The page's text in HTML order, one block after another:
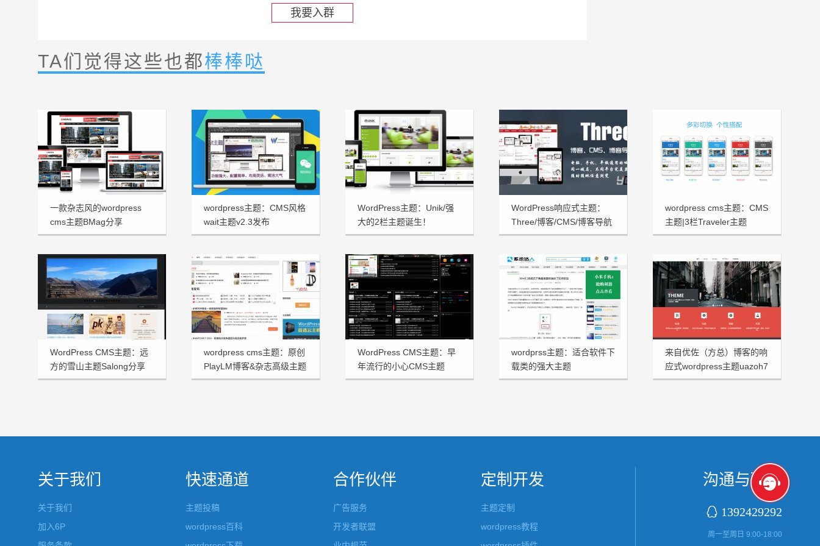
我要入群
TA们觉得这些也都棒棒哒
一款杂志风的wordpress
cms主题BMag分享
wordpress主题：CMS风格
wait主题v2.3发布
WordPress主题：Unik/强
大的2栏主题诞生！
WordPress响应式主题：
Three/博客/CMS/博客导航
三合一主题
wordpress cms主题：CMS
主题|3栏Traveler主题
WordPress CMS主题：远
方的雪山主题Salong分享
wordpress cms主题：原创
PlayLM博客&杂志高级主题
WordPress CMS主题：早
年流行的小心CMS主题
Tstyle宽屏版发布
wordprss主题：适合软件下
载类的强大主题
xitongdaren发布
来自优佐（方总）博客的响
应式wordpress主题uazoh7
分享
关于我们
关于我们
加入6P
快速通道
主题投稿
wordpress百科
合作伙伴
广告服务
开发者联盟
定制开发
主题定制
wordpress教程
沟通与联系
 1392429292
周一至周日 9:00-18:00